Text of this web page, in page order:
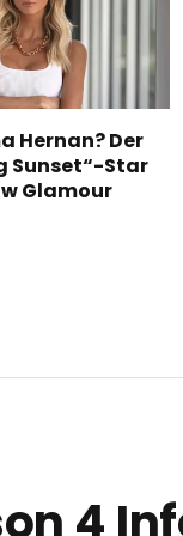
Hernan? Der
Sunset“-Star
Glamour
4